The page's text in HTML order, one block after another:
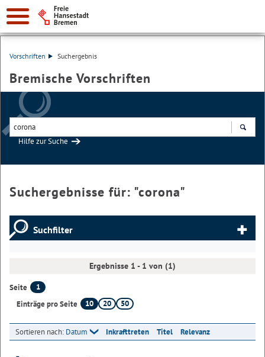
Vorschriften Suchergebnis
Bremische Vorschriften
Hilfe zur Suche
Suchergebnisse für: "corona"
Suchfilter
Ergebnisse 1 - 1 von (1)
Seite
1
Einträge pro Seite
10 20 50
Sortieren nach: Datum Inkrafttreten Titel Relevanz